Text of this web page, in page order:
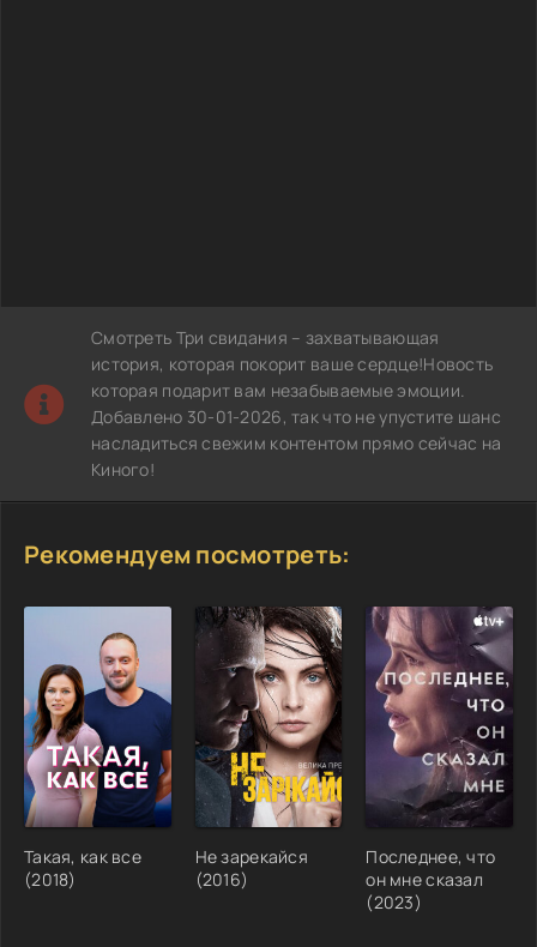
Смотреть Три свидания – захватывающая
история, которая покорит ваше сердце!Новость
которая подарит вам незабываемые эмоции.
Добавлено 30-01-2026, так что не упустите шанс
насладиться свежим контентом прямо сейчас на
Киного!
Рекомендуем посмотреть:
Такая, как все
(2018)
Не зарекайся
(2016)
Последнее, что
он мне сказал
(2023)